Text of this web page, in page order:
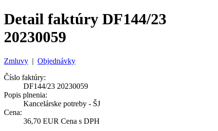
Detail faktúry DF144/23
20230059
Zmluvy | Objednávky
Číslo faktúry:
DF144/23 20230059
Popis plnenia:
Kancelárske potreby - ŠJ
Cena:
36,70 EUR Cena s DPH